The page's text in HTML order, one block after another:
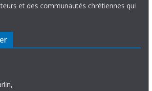
et des communautés chrétiennes qui